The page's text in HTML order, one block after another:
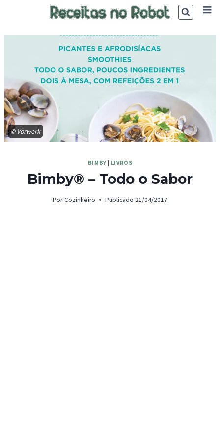
© Vorwerk
BIMBY | LIVROS
Bimby® – Todo o Sabor
Por Cozinheiro Publicado 21/04/2017